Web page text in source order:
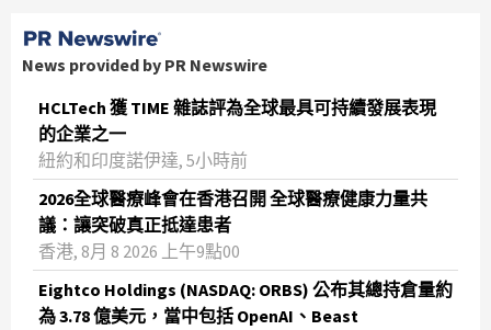
News provided by PR Newswire
HCLTech 獲 TIME 雜誌評為全球最具可持續發展表現
的企業之一
紐約和印度諾伊達, 5小時前
2026全球醫療峰會在香港召開 全球醫療健康力量共
議：讓突破真正抵達患者
香港, 8月 8 2026 上午9點00
Eightco Holdings (NASDAQ: ORBS) 公布其總持倉量約
為 3.78 億美元，當中包括 OpenAI、Beast